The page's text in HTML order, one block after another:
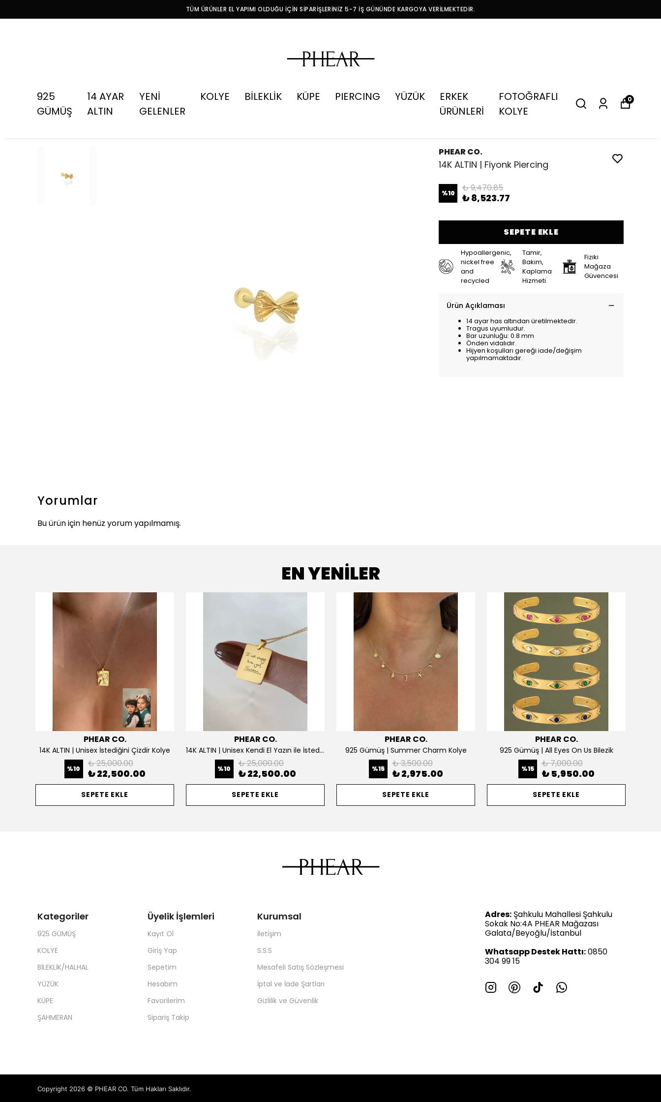
TÜM ÜRÜNLER EL YAPIMI OLDUĞU İÇİN SİPARİŞLERİNİZ 5-7 İŞ GÜNÜNDE KARGOYA VERİLMEKTEDİR.
925
GÜMÜŞ
14 AYAR
ALTIN
YENİ
GELENLER
KOLYE BİLEKLİK KÜPE PIERCING YÜZÜK
ERKEK
ÜRÜNLERİ
FOTOĞRAFLI
KOLYE
0
PHEAR CO.
14K ALTIN | Fiyonk Piercing
%10 ₺ 9,470.85
₺ 8,523.77
SEPETE EKLE
Hypoallergenic,
nickel free
and
recycled
Tamir,
Bakım,
Kaplama
Hizmeti
Fiziki
Mağaza
Güvencesi
Ürün Açıklaması
14 ayar has altından üretilmektedir.
Tragus uyumludur.
Bar uzunluğu: 0.8 mm
Önden vidalıdır.
Hijyen koşulları gereği iade/değişim
yapılmamaktadır.
Yorumlar
Bu ürün için henüz yorum yapılmamış.
EN YENİLER
PHEAR CO.
14K ALTIN | Unisex İstediğini Çizdir Kolye
%10 ₺ 25,000.00
₺ 22,500.00
SEPETE EKLE
PHEAR CO.
14K ALTIN | Unisex Kendi El Yazın ile İstediğini Yazdır Plaka Kolye
%10 ₺ 25,000.00
₺ 22,500.00
SEPETE EKLE
PHEAR CO.
925 Gümüş | Summer Charm Kolye
%15 ₺ 3,500.00
₺ 2,975.00
SEPETE EKLE
PHEAR CO.
925 Gümüş | All Eyes On Us Bilezik
%15 ₺ 7,000.00
₺ 5,950.00
SEPETE EKLE
Kategoriler
925 GÜMÜŞ
KOLYE
BİLEKLİK/HALHAL
YÜZÜK
KÜPE
ŞAHMERAN
Üyelik İşlemleri
Kayıt Ol
Giriş Yap
Sepetim
Hesabım
Favorilerim
Sipariş Takip
Kurumsal
İletişim
S.S.S
Mesafeli Satış Sözleşmesi
İptal ve İade Şartları
Gizlilik ve Güvenlik
Adres: Şahkulu Mahallesi Şahkulu
Sokak No:4A PHEAR Mağazası
Galata/Beyoğlu/İstanbul
Whatsapp Destek Hattı:0850
304 99 15
Copyright 2026 © PHEAR CO. Tüm Hakları Saklıdır.